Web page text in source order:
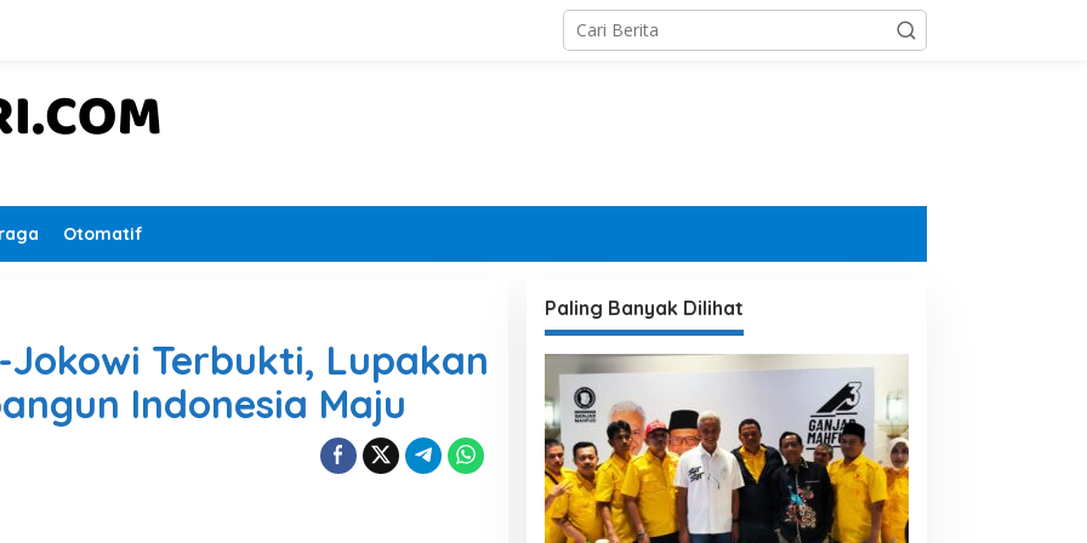
Otomatif
Terbukti, Lupakan
Indonesia Maju
Paling Banyak Dilihat